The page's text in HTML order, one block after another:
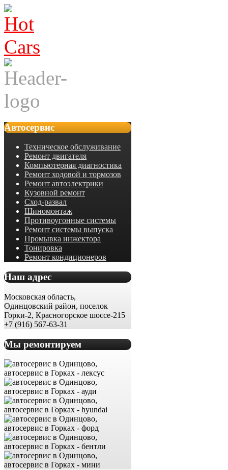
Автосервис
Техническое обслуживание
Ремонт двигателя
Компьютерная диагностика
Ремонт ходовой и тормозов
Ремонт автоэлектрики
Кузовной ремонт
Сход-развал
Шиномонтаж
Противоугонные системы
Ремонт системы выпуска
Промывка инжектора
Тонировка
Ремонт кондиционеров
Наш адрес
Московская область,
Одинцовский район, поселок
Горки-2, Красногорское шоссе-215
+7 (916) 567-63-31
Мы ремонтируем